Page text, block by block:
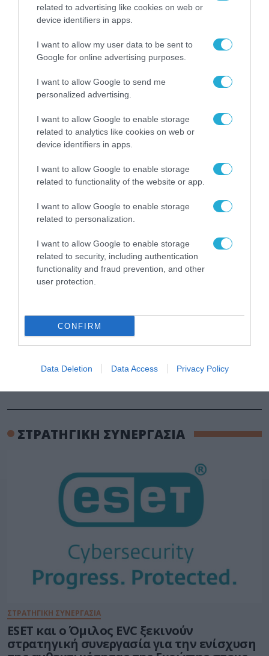
related to advertising like cookies on web or
device identifiers in apps.
I want to allow my user data to be sent to
Google for online advertising purposes.
I want to allow Google to send me
personalized advertising.
I want to allow Google to enable storage
related to analytics like cookies on web or
device identifiers in apps.
I want to allow Google to enable storage
related to functionality of the website or app.
I want to allow Google to enable storage
related to personalization.
I want to allow Google to enable storage
related to security, including authentication
functionality and fraud prevention, and other
user protection.
CONFIRM
Data Deletion Data Access Privacy Policy
Σ. Καλαφάτης: «Η
δεν είναι απλώς μια
νέα τεχνολογία, είναι
επανάσταση»
31.07.2026
Νέος οδηγός του ΕΚΤ
για τη χρηματοδότηση
των ελληνικών
επιχειρήσεων στον
χώρο της άμυνας
31.07.2026
βαλίτσα του φετινού
καλοκαιριού έχει την
ΣΤΡΑΤΗΓΙΚΗ ΣΥΝΕΡΓΑΣΙΑ
ΣΤΡΑΤΗΓΙΚΗ ΣΥΝΕΡΓΑΣΙΑ
ESET και ο Όμιλος EVC ξεκινούν
στρατηγική συνεργασία για την ενίσχυση